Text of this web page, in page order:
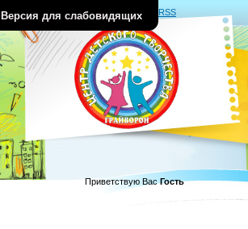
Версия для слабовидящих
Главная | Регистрация|Вход RSS
Приветствую Вас Гость